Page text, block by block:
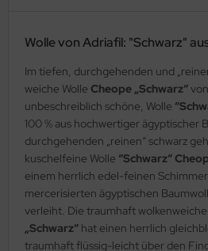
Wolle von Adriafil: "Schwarz"
Im tiefen, durchgehenden und
weiche Wolle Cheope „Schwarz“
unbeschreiblich schöne, Wolle
100 % aus hochwertiger ägyptischer
durchgehenden „reinen“ schwarz
kuschelfeine Wolle “Schwarz“
einem herrlich edel-feinen
mercerisierten ägyptischen
verleiht. Die traumhaft wolkenweiche
„Schwarz“ hat einen herrlich
traumhaft flüssig-leicht über den